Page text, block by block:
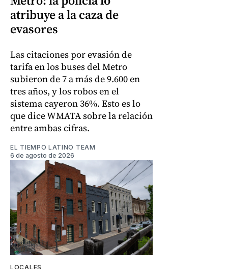
atribuye a la caza de
evasores
Las citaciones por evasión de
tarifa en los buses del Metro
subieron de 7 a más de 9.600 en
tres años, y los robos en el
sistema cayeron 36%. Esto es lo
que dice WMATA sobre la relación
entre ambas cifras.
EL TIEMPO LATINO TEAM
6 de agosto de 2026
LOCALES